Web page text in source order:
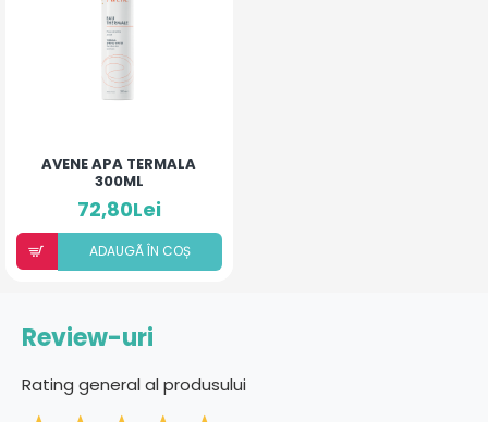
AVENE APA TERMALA
300ML
72,80Lei
ADAUGÃ ÎN COȘ
Review-uri
Rating general al produsului